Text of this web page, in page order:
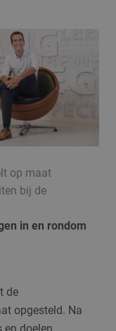
op maat
bij de
in en rondom
de
opgesteld. Na